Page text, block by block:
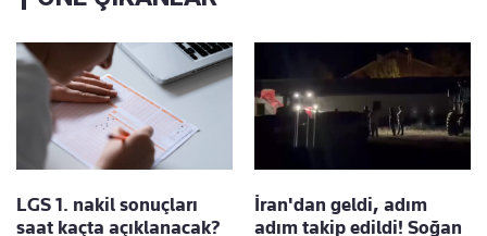
LGS 1. nakil sonuçları
saat kaçta açıklanacak?
İran'dan geldi, adım
adım takip edildi! Soğan